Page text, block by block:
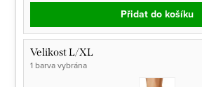
Přidat do košíku
Velikost L/XL
1 barva vybrána